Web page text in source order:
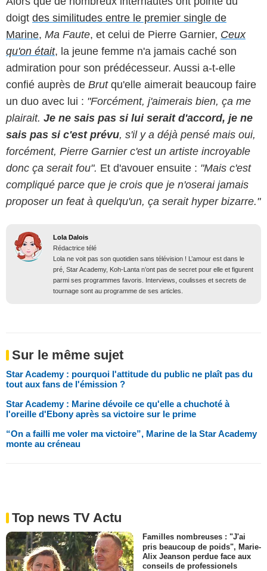
doigt des similitudes entre le premier single de
Marine, Ma Faute, et celui de Pierre Garnier, Ceux
qu'on était, la jeune femme n'a jamais caché son
admiration pour son prédécesseur. Aussi a-t-elle
confié auprès de Brutqu'elle aimerait beaucoup faire
un duo avec lui : "Forcément, j'aimerais bien, ça me
plairait. Je ne sais pas si lui serait d'accord, je ne
sais pas si c'est prévu, s'il y a déjà pensé mais oui,
forcément, Pierre Garnier c'est un artiste incroyable
donc ça serait fou". Et d'avouer ensuite : "Mais c'est
compliqué parce que je crois que je n'oserai jamais
proposer un feat à quelqu'un, ça serait hyper bizarre."
Lola Dalois
Rédactrice télé
Lola ne voit pas son quotidien sans télévision ! L’amour est dans le
pré, Star Academy, Koh-Lanta n’ont pas de secret pour elle et figurent
parmi ses programmes favoris. Interviews, coulisses et secrets de
tournage sont au programme de ses articles.
Sur le même sujet
Star Academy : pourquoi l'attitude du public ne plaît pas du
tout aux fans de l'émission ?
Star Academy : Marine dévoile ce qu'elle a chuchoté à
l'oreille d'Ebony après sa victoire sur le prime
“On a failli me voler ma victoire”, Marine de la Star Academy
monte au créneau
Top news TV Actu
Familles nombreuses : "J'ai
pris beaucoup de poids", Marie-
Alix Jeanson perdue face aux
conseils de professionels